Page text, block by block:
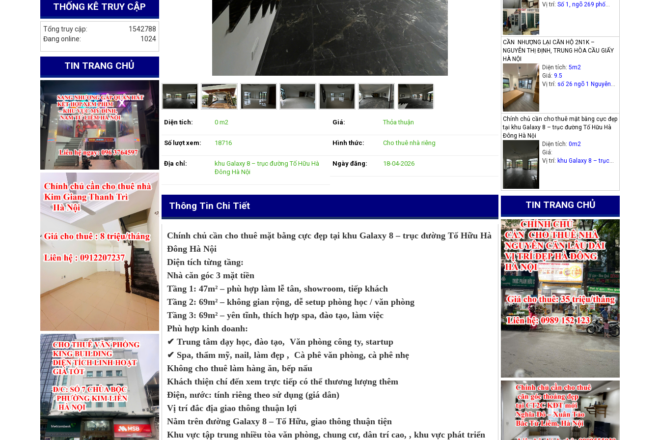
THỐNG KÊ TRUY CẬP
1542788
Tổng truy cập:
1024
Đang online:
TIN TRANG CHỦ
Diện tích: 0 m2
Số lượt xem: 18716
Địa chỉ:
khu Galaxy 8 – trục đường Tố Hữu Hà
Đông Hà Nội
Giá: Thỏa thuận
Hình thức: Cho thuê nhà riêng
Ngày đăng: 18-04-2026
Thông Tin Chi Tiết
Chính chủ cần cho thuê mặt bằng cực đẹp tại khu Galaxy 8 – trục đường Tố Hữu Hà
Đông Hà Nội
Diện tích từng tầng:
Nhà căn góc 3 mặt tiền
Tầng 1: 47m² – phù hợp làm lễ tân, showroom, tiếp khách
Tầng 2: 69m² – không gian rộng, dễ setup phòng học / văn phòng
Tầng 3: 69m² – yên tĩnh, thích hợp spa, đào tạo, làm việc
Phù hợp kinh doanh:
✔ Trung tâm dạy học, đào tạo, Văn phòng công ty, startup
✔ Spa, thẩm mỹ, nail, làm đẹp , Cà phê văn phòng, cà phê nhẹ
Không cho thuê làm hàng ăn, bếp nấu
Khách thiện chí đến xem trực tiếp có thể thương lượng thêm
Điện, nước: tính riêng theo sử dụng (giá dân)
Vị trí đắc địa giao thông thuận lợi
Nằm trên đường Galaxy 8 – Tố Hữu, giao thông thuận tiện
Khu vực tập trung nhiều tòa văn phòng, chung cư, dân trí cao, , khu vực phát triển
Vị trí:Số 1, ngõ 269 phố
CẦN NHƯỢNG LẠI CĂN HỘ 2N1K –
NGUYỄN THỊ ĐỊNH, TRUNG HÒA CẦU GIẤY
HÀ NỘI
Diện tích:5m2
Giá: 9.5
Vị trí: số 26 ngõ 1 Nguyễn
Chính chủ cần cho thuê mặt bằng cực đẹp
tại khu Galaxy 8 – trục đường Tố Hữu Hà
Đông Hà Nội
Diện tích:0m2
Giá:
Vị trí: khu Galaxy 8 – trục
TIN TRANG CHỦ